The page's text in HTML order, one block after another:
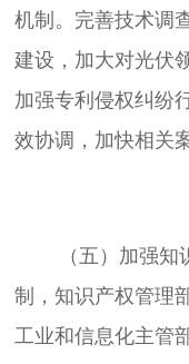
机制。完善技术调
建设，加大对光伏
加强专利侵权纠纷
制，知识产权管理
工业和信息化主管